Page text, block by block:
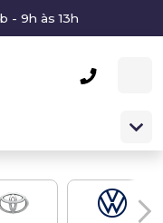
- 9h às 13h